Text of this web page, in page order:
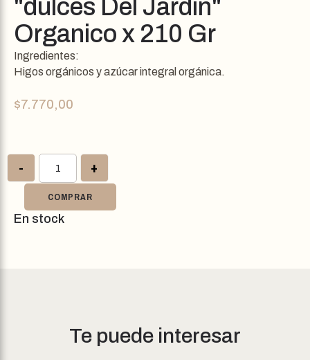
"dulces Del Jardin"
Organico x 210 Gr
Ingredientes:
Higos orgánicos y azúcar integral orgánica.
$7.770,00
- +
COMPRAR
En stock
Te puede interesar